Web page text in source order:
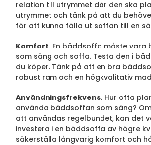
relation till utrymmet där den ska
utrymmet och tänk på att du
för att kunna fälla ut soffan till en
Komfort. En bäddsoffa måste vara
som säng och soffa. Testa den i
du köper. Tänk på att en bra
robust ram och en högkvalitativ
Användningsfrekvens. Hur ofta
använda bäddsoffan som säng?
att användas regelbundet, kan det
investera i en bäddsoffa av högre
säkerställa långvarig komfort och